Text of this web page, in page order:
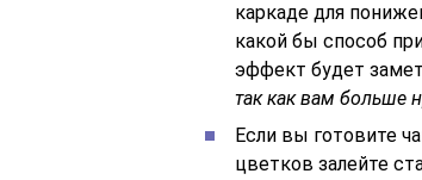
каркаде для
какой бы способ
эффект будет
так как вам больше
Если вы готовите
цветков залейте